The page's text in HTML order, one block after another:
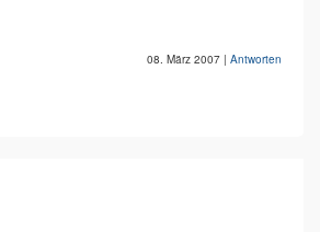
08. März 2007 | Antworten